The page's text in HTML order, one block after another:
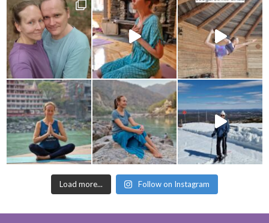
Load more... Follow on Instagram